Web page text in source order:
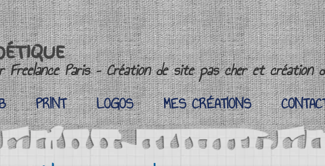
Freelance Paris – Création de site pas cher et création
PRINT
PRINT
LOGOS
LOGOS
MES CRÉATIONS
MES CRÉATIONS